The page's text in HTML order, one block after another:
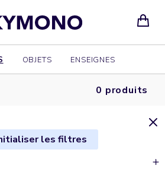
OBJETS ENSEIGNES
0 produits
les filtres